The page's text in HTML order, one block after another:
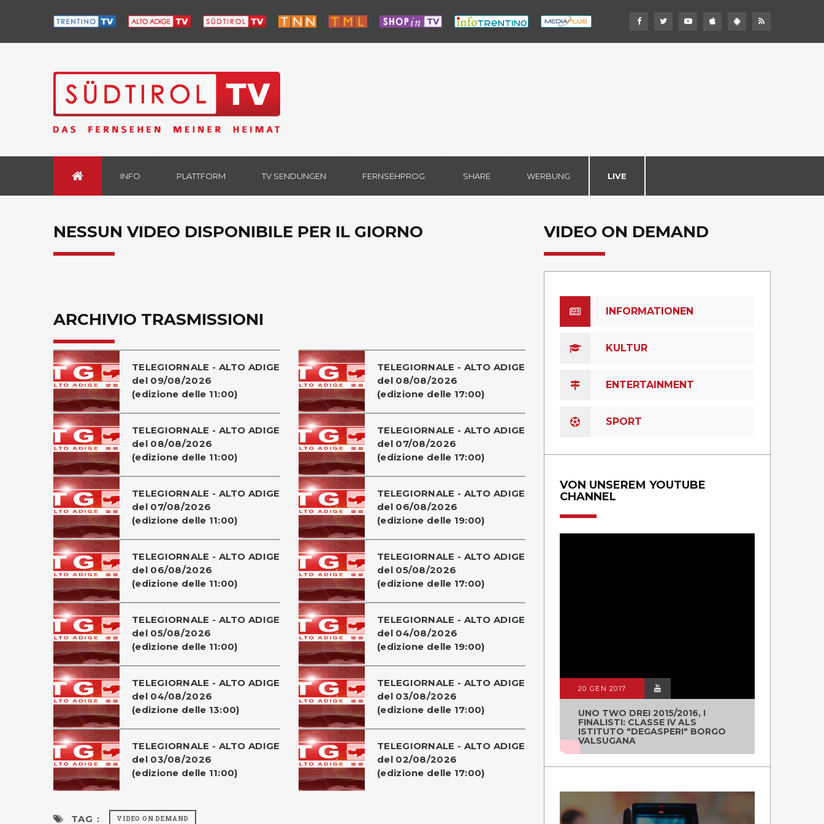
INFO PLATTFORM TV SENDUNGEN FERNSEHPROG. SHARE WERBUNG LIVE
NESSUN VIDEO DISPONIBILE PER IL GIORNO
ARCHIVIO TRASMISSIONI
TELEGIORNALE - ALTO ADIGE
del 09/08/2026
(edizione delle 11:00)
TELEGIORNALE - ALTO ADIGE
del 08/08/2026
(edizione delle 17:00)
TELEGIORNALE - ALTO ADIGE
del 08/08/2026
(edizione delle 11:00)
TELEGIORNALE - ALTO ADIGE
del 07/08/2026
(edizione delle 17:00)
TELEGIORNALE - ALTO ADIGE
del 07/08/2026
(edizione delle 11:00)
TELEGIORNALE - ALTO ADIGE
del 06/08/2026
(edizione delle 19:00)
TELEGIORNALE - ALTO ADIGE
del 06/08/2026
(edizione delle 11:00)
TELEGIORNALE - ALTO ADIGE
del 05/08/2026
(edizione delle 17:00)
TELEGIORNALE - ALTO ADIGE
del 05/08/2026
(edizione delle 11:00)
TELEGIORNALE - ALTO ADIGE
del 04/08/2026
(edizione delle 19:00)
TELEGIORNALE - ALTO ADIGE
del 04/08/2026
(edizione delle 13:00)
TELEGIORNALE - ALTO ADIGE
del 03/08/2026
(edizione delle 17:00)
TELEGIORNALE - ALTO ADIGE
del 03/08/2026
(edizione delle 11:00)
TELEGIORNALE - ALTO ADIGE
del 02/08/2026
(edizione delle 17:00)
TAG : VIDEO ON DEMAND
VIDEO ON DEMAND
INFORMATIONEN
KULTUR
ENTERTAINMENT
SPORT
VON UNSEREM YOUTUBE
CHANNEL
20 GEN 2017
UNO TWO DREI 2015/2016, I
FINALISTI: CLASSE IV ALS
ISTITUTO "DEGASPERI" BORGO
VALSUGANA